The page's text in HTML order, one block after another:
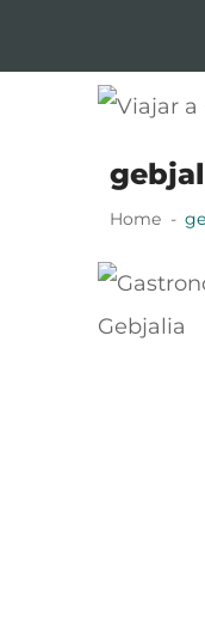
navigation
Home